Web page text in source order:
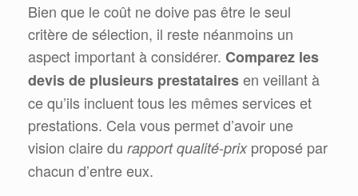
Bien que le coût ne doive pas être le seul
critère de sélection, il reste néanmoins un
aspect important à considérer. Comparez les
devis de plusieurs prestatairesen veillant à
ce qu’ils incluent tous les mêmes services et
prestations. Cela vous permet d’avoir une
vision claire du rapport qualité-prixproposé par
chacun d’entre eux.